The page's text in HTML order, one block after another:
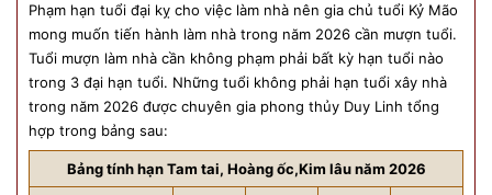
Phạm hạn tuổi đại kỵ cho việc làm nhà nên gia chủ tuổi Kỷ Mão
mong muốn tiến hành làm nhà trong năm 2026 cần mượn tuổi.
Tuổi mượn làm nhà cần không phạm phải bất kỳ hạn tuổi nào
trong 3 đại hạn tuổi. Những tuổi không phải hạn tuổi xây nhà
trong năm 2026 được chuyên gia phong thủy Duy Linh tổng
hợp trong bảng sau:
Bảng tính hạn Tam tai, Hoàng ốc,Kim lâu năm 2026